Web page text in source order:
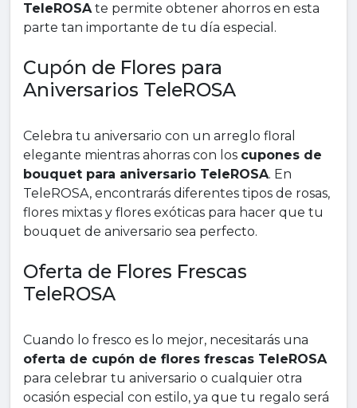
TeleROSAte permite obtener ahorros en esta
parte tan importante de tu día especial.
Cupón de Flores para
Aniversarios TeleROSA
Celebra tu aniversario con un arreglo floral
elegante mientras ahorras con los cupones de
bouquet para aniversario TeleROSA. En
TeleROSA, encontrarás diferentes tipos de rosas,
flores mixtas y flores exóticas para hacer que tu
bouquet de aniversario sea perfecto.
Oferta de Flores Frescas
TeleROSA
Cuando lo fresco es lo mejor, necesitarás una
oferta de cupón de flores frescas TeleROSA
para celebrar tu aniversario o cualquier otra
ocasión especial con estilo, ya que tu regalo será